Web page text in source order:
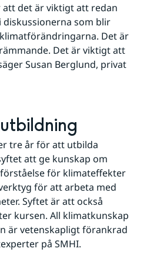
att det är viktigt att redan
som blir
Det är
Det är viktigt att
Susan Berglund, privat
tre år för att utbilda
att ge kunskap om
för klimateffekter
för att arbeta med
Syftet är att också
kursen. All klimatkunskap
är vetenskapligt förankrad
på SMHI.